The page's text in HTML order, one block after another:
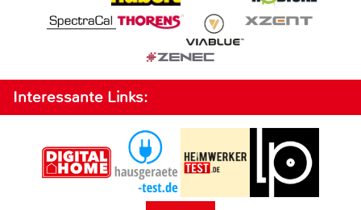
Interessante Links: